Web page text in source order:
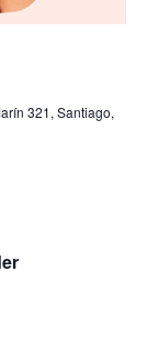
321, Santiago,